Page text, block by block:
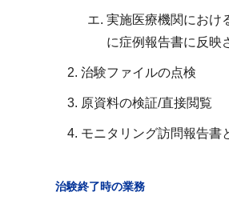
実施医療機関におけ
に症例報告書に反映
治験ファイルの点検
原資料の検証/直接閲覧
モニタリング訪問報告書
治験終了時の業務